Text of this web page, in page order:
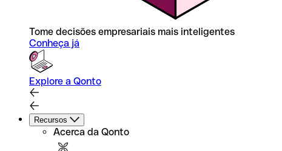
Tome decisões empresariais mais inteligentes
Conheça já
Explore a Qonto
Recursos
Acerca da Qonto